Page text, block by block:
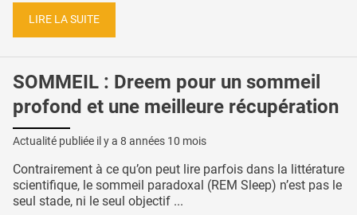
LIRE LA SUITE
SOMMEIL : Dreem pour un sommeil
profond et une meilleure récupération
Actualité publiée il y a 8 années 10 mois
Contrairement à ce qu’on peut lire parfois dans la littérature
scientifique, le sommeil paradoxal (REM Sleep) n’est pas le
seul stade, ni le seul objectif ...